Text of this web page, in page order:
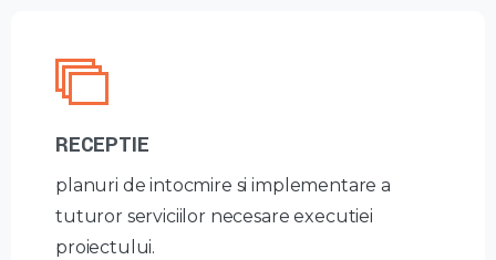
RECEPTIE
planuri de intocmire si implementare a
tuturor serviciilor necesare executiei
proiectului.